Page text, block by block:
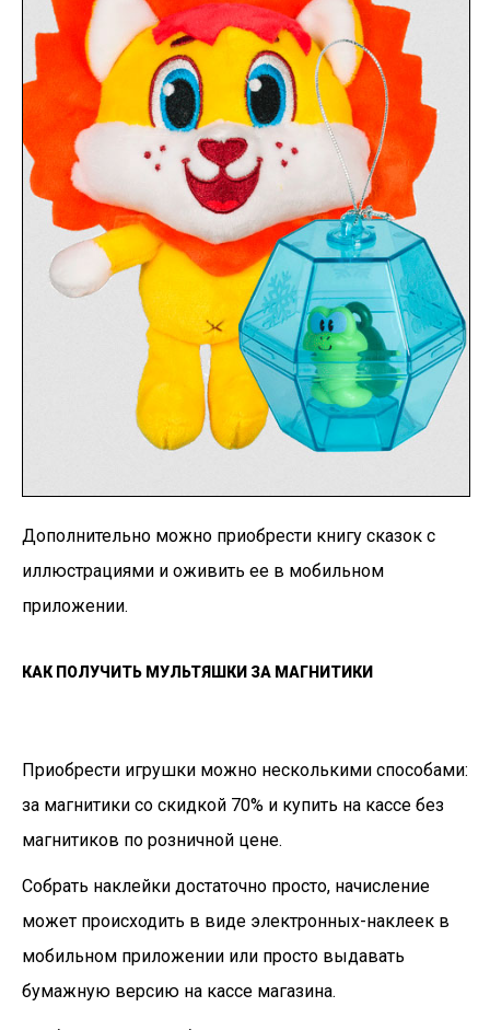
Дополнительно можно приобрести книгу сказок с
иллюстрациями и оживить ее в мобильном
приложении.
КАК ПОЛУЧИТЬ МУЛЬТЯШКИ ЗА МАГНИТИКИ
Приобрести игрушки можно несколькими способами:
за магнитики со скидкой 70% и купить на кассе без
магнитиков по розничной цене.
Собрать наклейки достаточно просто, начисление
может происходить в виде электронных-наклеек в
мобильном приложении или просто выдавать
бумажную версию на кассе магазина.